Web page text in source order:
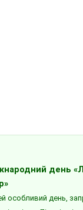
день
особливий день,